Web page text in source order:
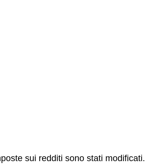
sui redditi sono stati modificati.